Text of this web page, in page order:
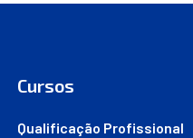
Cursos
Qualificação Profissional